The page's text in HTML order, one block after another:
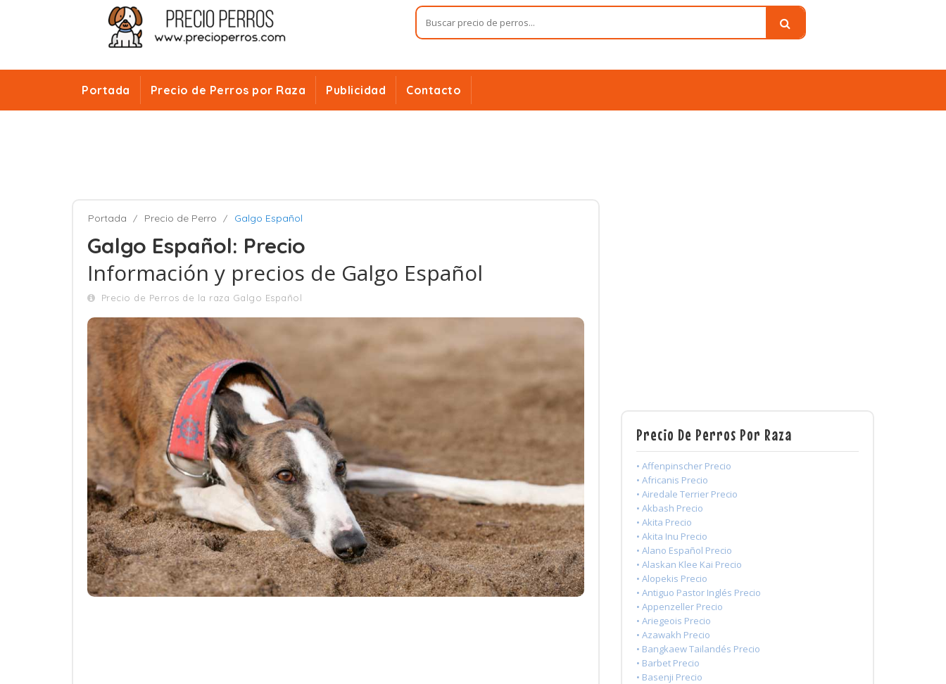
Portada Precio de Perros por Raza Publicidad Contacto
Portada Precio de Perro Galgo Español
Galgo Español: Precio
Información y precios de Galgo Español
Precio de Perros de la raza Galgo Español
Precio De Perros Por Raza
• Affenpinscher Precio
• Africanis Precio
• Airedale Terrier Precio
• Akbash Precio
• Akita Precio
• Akita Inu Precio
• Alano Español Precio
• Alaskan Klee Kai Precio
• Alopekis Precio
• Antiguo Pastor Inglés Precio
• Appenzeller Precio
• Ariegeois Precio
• Azawakh Precio
• Bangkaew Tailandés Precio
• Barbet Precio
• Basenji Precio